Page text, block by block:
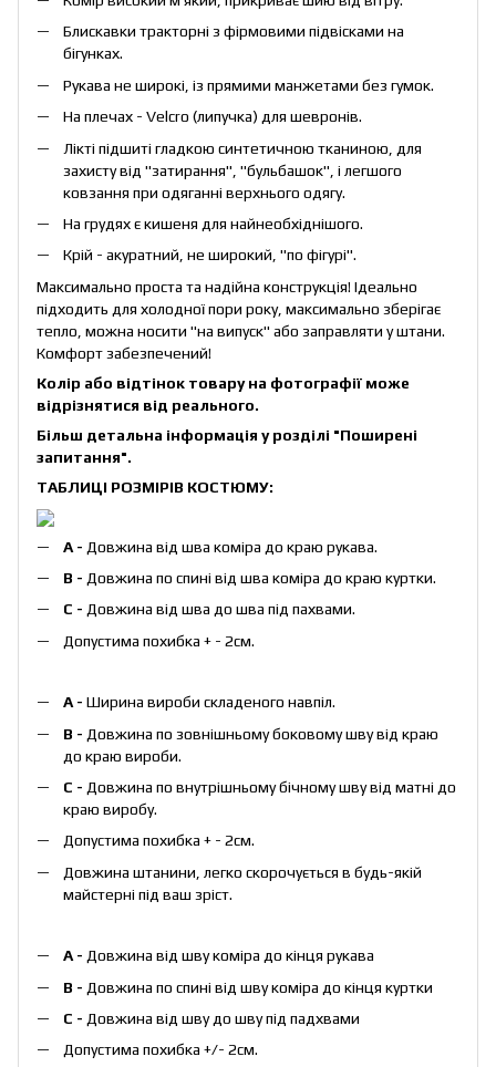
Блискавки тракторні з фірмовими підвісками на
бігунках.
Рукава не широкі, із прямими манжетами без гумок.
На плечах - Velcro (липучка) для шевронів.
Лікті підшиті гладкою синтетичною тканиною, для
захисту від "затирання", "бульбашок", і легшого
ковзання при одяганні верхнього одягу.
На грудях є кишеня для найнеобхіднішого.
Крій - акуратний, не широкий, "по фігурі".
Максимально проста та надійна конструкція! Ідеально
підходить для холодної пори року, максимально зберігає
тепло, можна носити "на випуск" або заправляти у штани.
Комфорт забезпечений!
Колір або відтінок товару на фотографії може
відрізнятися від реального.
Більш детальна інформація у розділі "Поширені
запитання".
ТАБЛИЦІ РОЗМІРІВ КОСТЮМУ:
А - Довжина від шва коміра до краю рукава.
B - Довжина по спині від шва коміра до краю куртки.
C - Довжина від шва до шва під пахвами.
Допустима похибка + - 2см.
А - Ширина вироби складеного навпіл.
B - Довжина по зовнішньому боковому шву від краю
до краю вироби.
С - Довжина по внутрішньому бічному шву від матні до
краю виробу.
Допустима похибка + - 2см.
Довжина штанини, легко скорочується в будь-якій
майстерні під ваш зріст.
А - Довжина від шву коміра до кінця рукава
В - Довжина по спині від шву коміра до кінця куртки
С - Довжина від шву до шву під падхвами
Допустима похибка +/- 2см.